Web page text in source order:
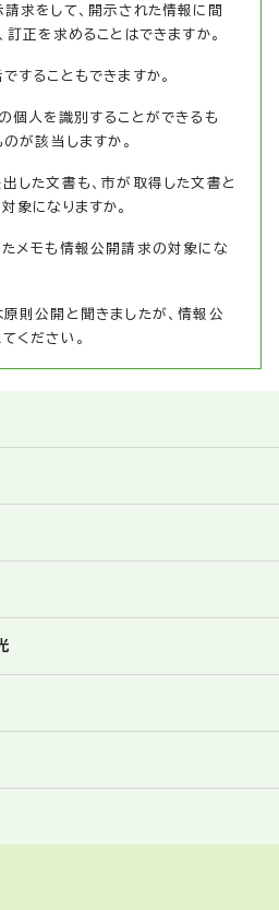
求をして、開示された情報に間
訂正を求めることはできますか。
することもできますか。
個人を識別することができるも
が該当しますか。
した文書も、市が取得した文書と
象になりますか。
メモも情報公開請求の対象にな
則公開と聞きましたが、情報公
ください。